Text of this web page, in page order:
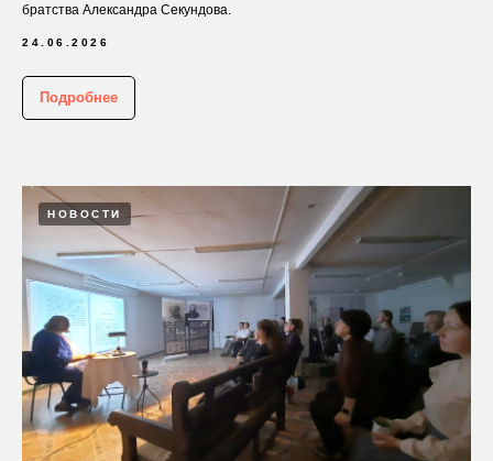
братства Александра Секундова.
24.06.2026
Подробнее
НОВОСТИ